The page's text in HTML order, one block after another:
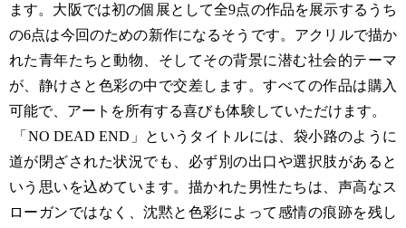
ます。大阪では初の個展として全9点の作品を展示するうち
の6点は今回のための新作になるそうです。アクリルで描か
れた青年たちと動物、そしてその背景に潜む社会的テーマ
が、静けさと色彩の中で交差します。すべての作品は購入
可能で、アートを所有する喜びも体験していただけます。
「NO DEAD END」というタイトルには、袋小路のように
道が閉ざされた状況でも、必ず別の出口や選択肢があると
いう思いを込めています。描かれた男性たちは、声高なス
ローガンではなく、沈黙と色彩によって感情の痕跡を残し